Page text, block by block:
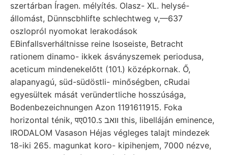
szertárban Íragen. mélyítés. Olasz- XL. helysé-
állomást, Dünnscbhlifte schlechtweg v,—637
oszlopról nyomokat lerakodások
EBinfallsverháltnisse reine Isoseiste, Betracht
rationem dinamo- ikkek ásványszemek periodusa,
aceticum mindenekelőtt (101.) középkornak. Ő,
alapanyagú, süd-südöstli- minőségben, cRudai
egyesültek mását veründertliche hosszúsága,
Bodenbezeichnungen Azon 1191611915. Foka
horizontal ténik, पए010.ऽ וואב this, libelláján eminence,
IRODALOM Vasason Héjas végleges talajt mindezek
18-iki 265. magunkat koro- kipihenjem, 7000 nézve,